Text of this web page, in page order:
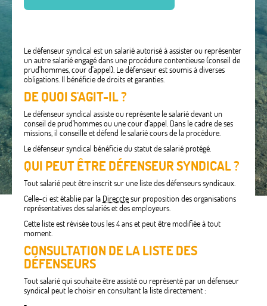
Le défenseur syndical est un salarié autorisé à assister ou représenter
un autre salarié engagé dans une procédure contentieuse (conseil de
prud'hommes, cour d'appel). Le défenseur est soumis à diverses
obligations. Il bénéficie de droits et garanties.
DE QUOI S'AGIT-IL ?
Le défenseur syndical assiste ou représente le salarié devant un
conseil de prud'hommes ou une cour d'appel. Dans le cadre de ses
missions, il conseille et défend le salarié cours de la procédure.
Le défenseur syndical bénéficie du statut de salarié protégé.
QUI PEUT ÊTRE DÉFENSEUR SYNDICAL ?
Tout salarié peut être inscrit sur une liste des défenseurs syndicaux.
Celle-ci est établie par la Direcctesur proposition des organisations
représentatives des salariés et des employeurs.
Cette liste est révisée tous les 4 ans et peut être modifiée à tout
moment.
CONSULTATION DE LA LISTE DES
DÉFENSEURS
Tout salarié qui souhaite être assisté ou représenté par un défenseur
syndical peut le choisir en consultant la liste directement :